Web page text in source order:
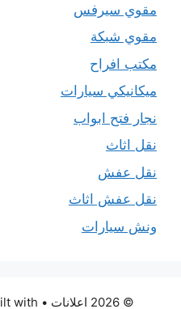
مقوي سيرفس
مقوي شبكة
مكتب افراح
ميكانيكي سيارات
نجار فتح ابواب
نقل اثاث
نقل عفش
نقل عفش اثاث
ونش سيارات
© 2026 اعلانات • Built with